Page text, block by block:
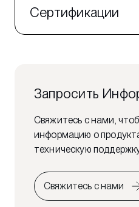
Сертификации
Запросить
Свяжитесь с нами,
информацию о
техническую
Свяжитесь с нами